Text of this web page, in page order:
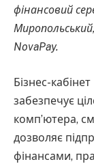
фінансовий
NovaPay.
Бізнес-
забезпечує
комп’ютера,
дозволяє
фінансами,